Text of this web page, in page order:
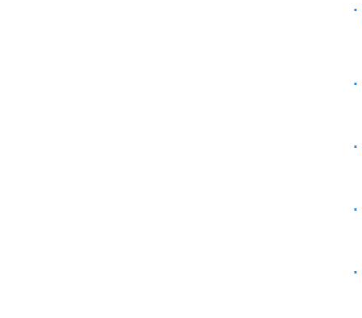
·
·
·
·
·